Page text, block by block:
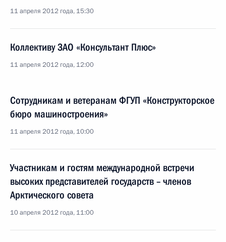
11 апреля 2012 года, 15:30
Коллективу ЗАО «Консультант Плюс»
11 апреля 2012 года, 12:00
Сотрудникам и ветеранам ФГУП «Конструкторское
бюро машиностроения»
11 апреля 2012 года, 10:00
Участникам и гостям международной встречи
высоких представителей государств – членов
Арктического совета
10 апреля 2012 года, 11:00